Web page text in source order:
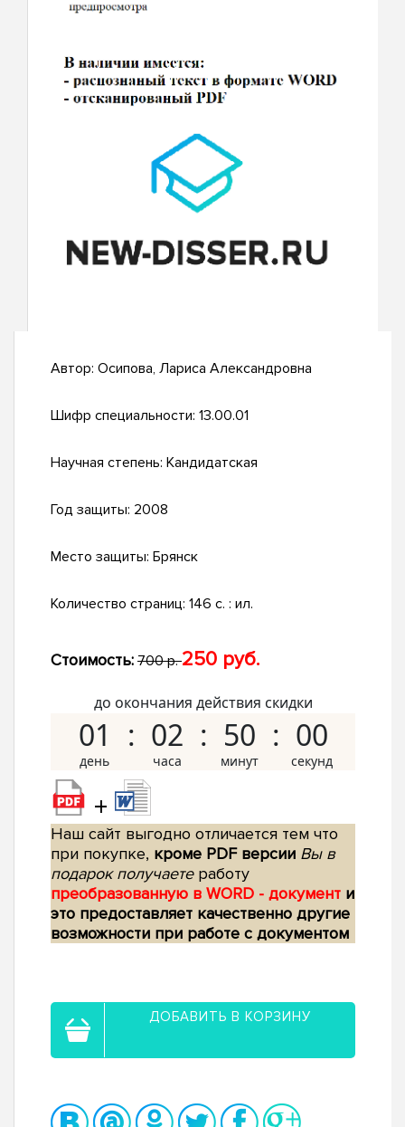
Автор: Осипова, Лариса Александровна
Шифр специальности: 13.00.01
Научная степень: Кандидатская
Год защиты: 2008
Место защиты: Брянск
Количество страниц: 146 с. : ил.
Стоимость: 700 р.250 руб.
до окончания действия скидки
01 02 49 59
+
Наш сайт выгодно отличается тем что
при покупке, кроме PDF версии Вы в
подарок получаетеработу
преобразованную в WORD - документ и
это предоставляет качественно другие
возможности при работе с документом
ДОБАВИТЬ В КОРЗИНУ